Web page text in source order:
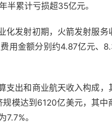
累计亏损超35亿元。
化发射初期，火箭发射服务
用金额分别约4.87亿元、
支出和商业航天收入构成，
模达到6120亿美元，其中
。